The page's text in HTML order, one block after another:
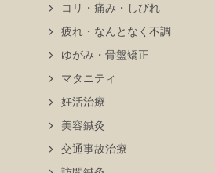
コリ・痛み・しびれ
疲れ・なんとなく不調
ゆがみ・骨盤矯正
マタニティ
妊活治療
美容鍼灸
交通事故治療